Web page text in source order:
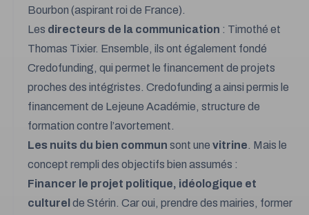
Bourbon (aspirant roi de France).
Les directeurs de la communication : Timothé et
Thomas Tixier. Ensemble, ils ont également fondé
Credofunding, qui permet le financement de projets
proches des intégristes. Credofunding a ainsi permis le
financement de Lejeune Académie, structure de
formation contre l’avortement.
Les nuits du bien commun sont une vitrine. Mais le
concept rempli des objectifs bien assumés :
Financer le projet politique, idéologique et
culturel de Stérin. Car oui, prendre des mairies, former